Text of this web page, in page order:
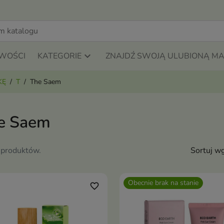
KATEGORIE ZNAJDŹ SWOJĄ ULUBIONĄ
T The Saem
Saem
Sortuj
favorite_border Obecnie brak na stanie